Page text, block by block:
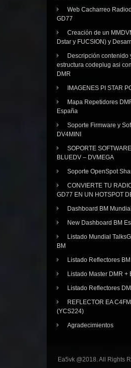
Web Cacharreo
GD77
Creación de un
Dstar y FUCSION) y
Descripción contenido
estructura codeplug asi
DMR
IMAGENES PI STAR
Mapa Repetidores
España
Soporte Firmware y
DV4MINI
SOPORTE SOFTWARE
BLUEDV – DVMEGA
Soporte OpenSpot
CONVIERTE TU
GD77 EN UN HOTSPOT
Dashboard BM
New Dashboard BM
Listado Mundial
BM
Listado Reflectores BM
Listado Master DMR +
Listado Reflectores
REFLECTOR EA
(YCS224)
Agradecimientos
Ea5vk @2018. All Rights